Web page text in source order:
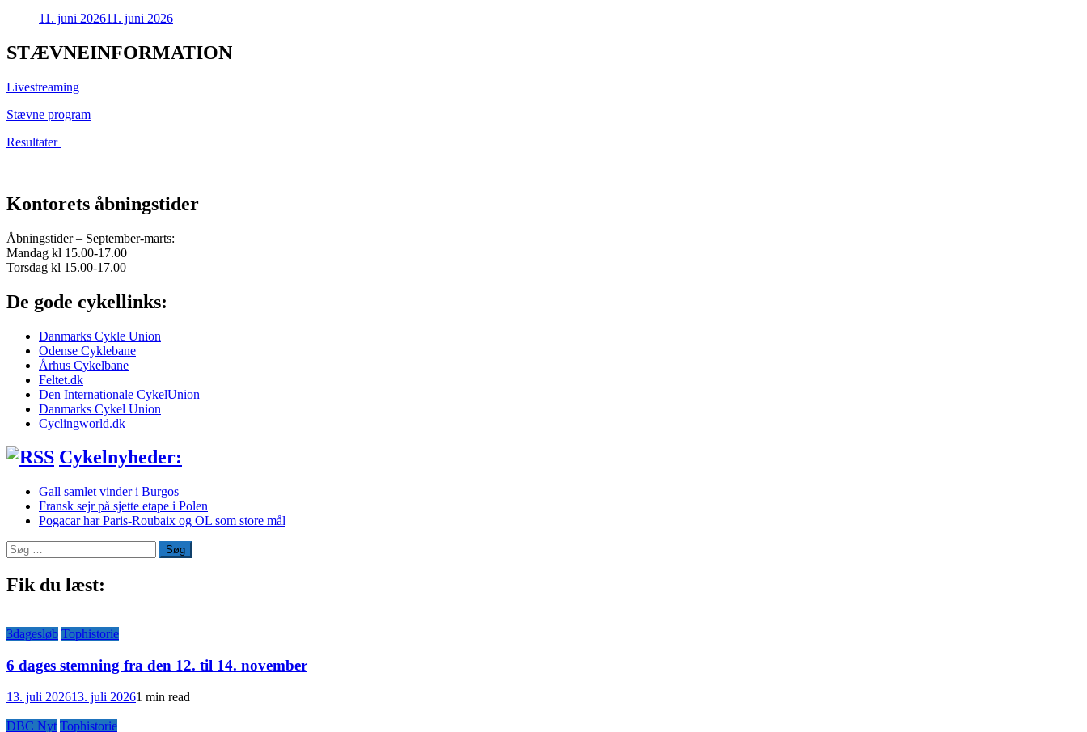
11. juni 202611. juni 2026
STÆVNEINFORMATION
Livestreaming
Stævne program
Resultater
Kontorets åbningstider
Åbningstider – September-marts:
Mandag kl 15.00-17.00
Torsdag kl 15.00-17.00
De gode cykellinks:
Danmarks Cykle Union
Odense Cyklebane
Århus Cykelbane
Feltet.dk
Den Internationale CykelUnion
Danmarks Cykel Union
Cyclingworld.dk
Cykelnyheder:
Gall samlet vinder i Burgos
Fransk sejr på sjette etape i Polen
Pogacar har Paris-Roubaix og OL som store mål
Søg
efter:
Fik du læst:
3dagesløb Tophistorie
6 dages stemning fra den 12. til 14. november
13. juli 202613. juli 20261 min read
DBC Nyt Tophistorie